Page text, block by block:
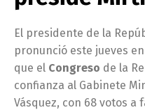
El presidente de la
pronunció este jueves
que el Congreso de la
confianza al Gabinete
Vásquez, con 68 votos a